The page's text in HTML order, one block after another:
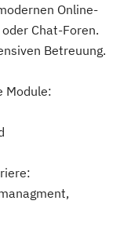
Online-
Chat-Foren.
Betreuung.
Module: